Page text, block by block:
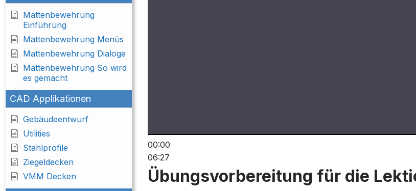
Mattenbewehrung
Einführung
Mattenbewehrung Menüs
Mattenbewehrung Dialoge
Mattenbewehrung So wird
es gemacht
CAD Applikationen
Gebäudeentwurf
Utilities
Stahlprofile
Ziegeldecken
VMM Decken
00:00
06:27
Übungsvorbereitung für die